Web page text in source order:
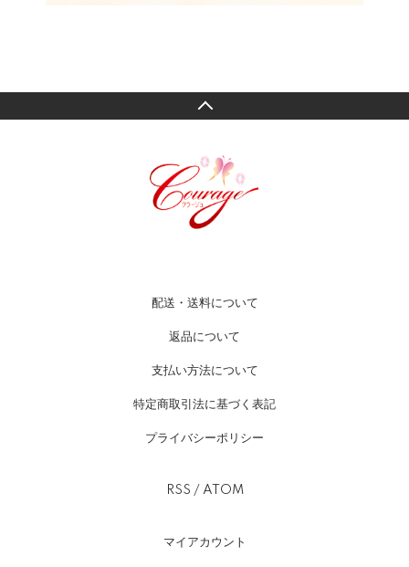
配送・送料について
返品について
支払い方法について
特定商取引法に基づく表記
プライバシーポリシー
RSS / ATOM
マイアカウント